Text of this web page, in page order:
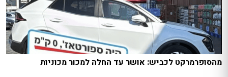
מהסופרמרקט לכביש: אושר עד החלה למכור מכוניות